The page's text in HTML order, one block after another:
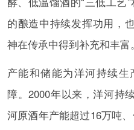
的酿造中持续发挥功用，
神在传承中得到补充和丰富。
产能和储能为洋河持续
障。2000年以来，洋河持
河原酒年产能超过16万吨